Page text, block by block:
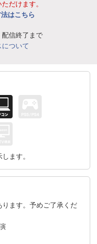
だけます。
はこちら
配信終了まで
ついて
ます。
ます。予めご了承くだ